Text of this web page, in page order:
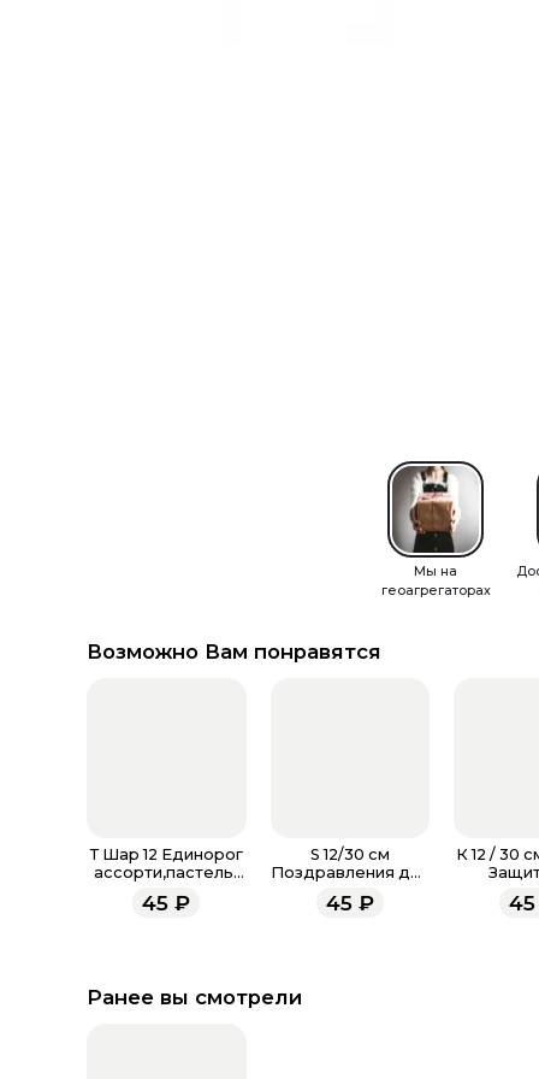
Мы на
геоагрегаторах
Возможно Вам понравятся
Т Шар 12 Единорог
ассорти,пастель-
45 ₽
S 12/30 см
Поздравления для
Пастель
45₽
К 12 / 30
45
Ранее вы смотрели